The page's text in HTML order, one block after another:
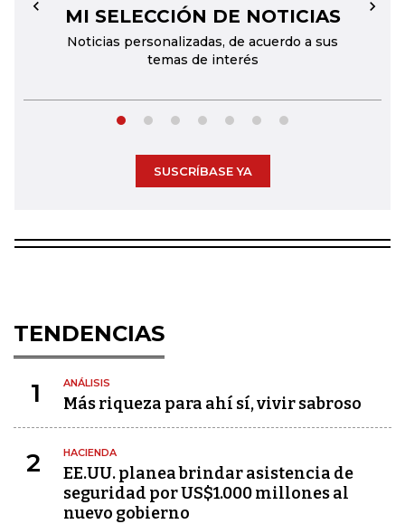
MI SELECCIÓN DE NOTICIAS
Noticias personalizadas, de acuerdo a sus
temas de interés
← →
SUSCRÍBASE YA
TENDENCIAS
1 ANÁLISIS
Más riqueza para ahí sí, vivir sabroso
2 HACIENDA
EE.UU. planea brindar asistencia de
seguridad por US$1.000 millones al
nuevo gobierno